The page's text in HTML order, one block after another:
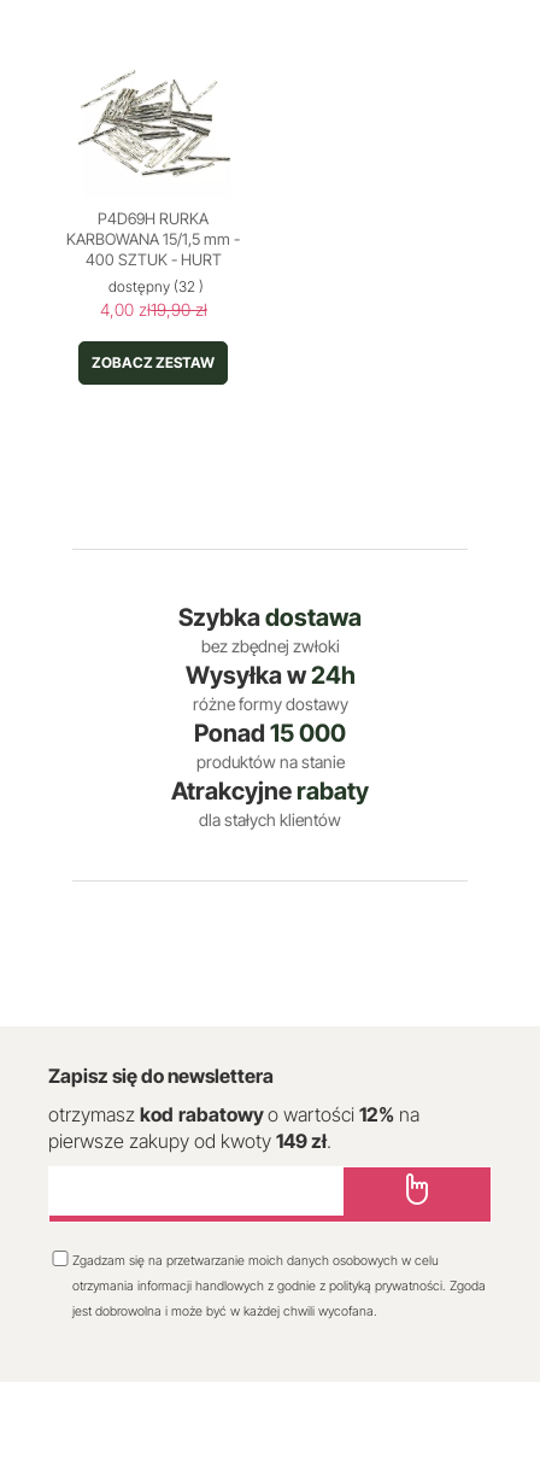
P4D69H RURKA
KARBOWANA 15/1,5 mm -
400 SZTUK - HURT
dostępny (32 )
4,00 zł19,90 zł
ZOBACZ ZESTAW
Szybkadostawa
bez zbędnej zwłoki
Wysyłka w24h
różne formy dostawy
Ponad 15 000
produktów na stanie
Atrakcyjnerabaty
dla stałych klientów
Zapisz się do newslettera
otrzymasz kod rabatowyo wartości 12% na
pierwsze zakupy od kwoty 149 zł.
Zgadzam się na przetwarzanie moich danych osobowych w celu
otrzymania informacji handlowych z godnie z polityką prywatności. Zgoda
jest dobrowolna i może być w każdej chwili wycofana.